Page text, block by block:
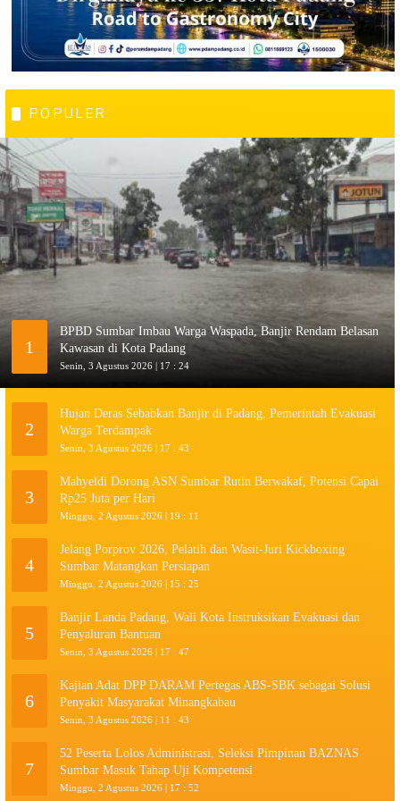
POPULER
1
BPBD Sumbar Imbau Warga Waspada, Banjir Rendam Belasan
Kawasan di Kota Padang
Senin, 3 Agustus 2026 | 17 : 24
2
Hujan Deras Sebabkan Banjir di Padang, Pemerintah Evakuasi
Warga Terdampak
Senin, 3 Agustus 2026 | 17 : 43
3
Mahyeldi Dorong ASN Sumbar Rutin Berwakaf, Potensi Capai
Rp25 Juta per Hari
Minggu, 2 Agustus 2026 | 19 : 11
4
Jelang Porprov 2026, Pelatih dan Wasit-Juri Kickboxing
Sumbar Matangkan Persiapan
Minggu, 2 Agustus 2026 | 15 : 25
5
Banjir Landa Padang, Wali Kota Instruksikan Evakuasi dan
Penyaluran Bantuan
Senin, 3 Agustus 2026 | 17 : 47
6
Kajian Adat DPP DARAM Pertegas ABS-SBK sebagai Solusi
Penyakit Masyarakat Minangkabau
Senin, 3 Agustus 2026 | 11 : 43
7
52 Peserta Lolos Administrasi, Seleksi Pimpinan BAZNAS
Sumbar Masuk Tahap Uji Kompetensi
Minggu, 2 Agustus 2026 | 17 : 52